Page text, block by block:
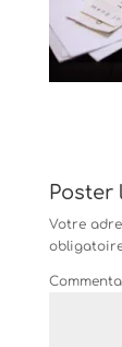
Poster
Votre